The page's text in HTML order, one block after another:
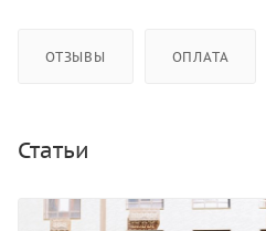
ОТЗЫВЫ ОПЛАТА
Статьи